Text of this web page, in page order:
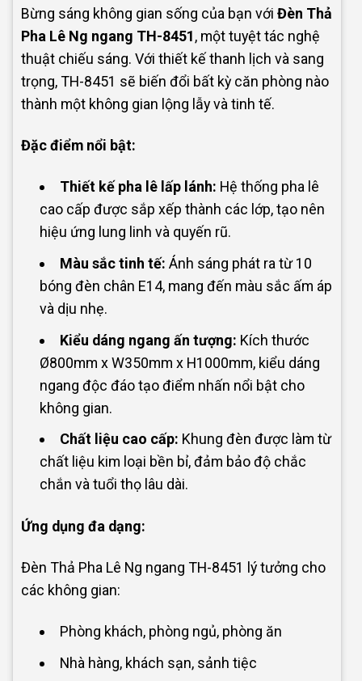
Bừng sáng không gian sống của bạn với Đèn Thả
Pha Lê Ng ngang TH-8451, một tuyệt tác nghệ
thuật chiếu sáng. Với thiết kế thanh lịch và sang
trọng, TH-8451 sẽ biến đổi bất kỳ căn phòng nào
thành một không gian lộng lẫy và tinh tế.
Đặc điểm nổi bật:
Thiết kế pha lê lấp lánh: Hệ thống pha lê
cao cấp được sắp xếp thành các lớp, tạo nên
hiệu ứng lung linh và quyến rũ.
Màu sắc tinh tế: Ánh sáng phát ra từ 10
bóng đèn chân E14, mang đến màu sắc ấm áp
và dịu nhẹ.
Kiểu dáng ngang ấn tượng: Kích thước
Ø800mm x W350mm x H1000mm, kiểu dáng
ngang độc đáo tạo điểm nhấn nổi bật cho
không gian.
Chất liệu cao cấp: Khung đèn được làm từ
chất liệu kim loại bền bỉ, đảm bảo độ chắc
chắn và tuổi thọ lâu dài.
Ứng dụng đa dạng:
Đèn Thả Pha Lê Ng ngang TH-8451 lý tưởng cho
các không gian:
Phòng khách, phòng ngủ, phòng ăn
Nhà hàng, khách sạn, sảnh tiệc